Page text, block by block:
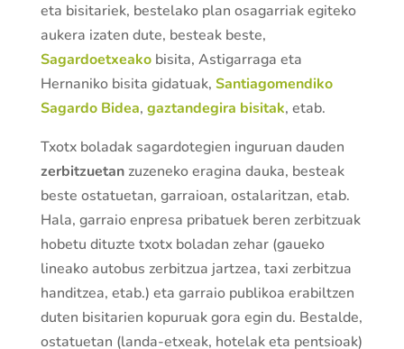
eta bisitariek, bestelako plan osagarriak egiteko
aukera izaten dute, besteak beste,
Sagardoetxeako bisita, Astigarraga eta
Hernaniko bisita gidatuak, Santiagomendiko
Sagardo Bidea, gaztandegira bisitak, etab.
Txotx boladak sagardotegien inguruan dauden
zerbitzuetanzuzeneko eragina dauka, besteak
beste ostatuetan, garraioan, ostalaritzan, etab.
Hala, garraio enpresa pribatuek beren zerbitzuak
hobetu dituzte txotx boladan zehar (gaueko
lineako autobus zerbitzua jartzea, taxi zerbitzua
handitzea, etab.) eta garraio publikoa erabiltzen
duten bisitarien kopuruak gora egin du. Bestalde,
ostatuetan (landa-etxeak, hotelak eta pentsioak)